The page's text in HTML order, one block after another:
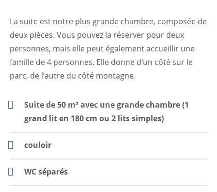
La suite est notre plus grande chambre, composée de
deux pièces. Vous pouvez la réserver pour deux
personnes, mais elle peut également accueillir une
famille de 4 personnes. Elle donne d’un côté sur le
parc, de l’autre du côté montagne.
Suite de 50 m² avec une grande chambre (1
grand lit en 180 cm ou 2 lits simples)
couloir
WC séparés